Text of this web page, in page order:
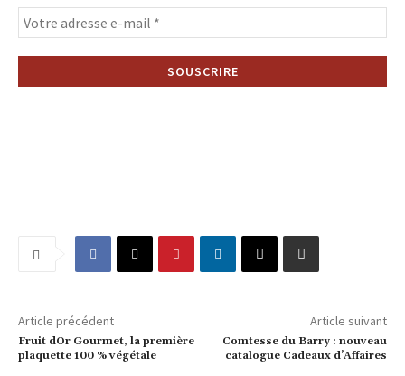
Article précédent
Fruit dOr Gourmet, la première
plaquette 100 % végétale
Article suivant
Comtesse du Barry : nouveau
catalogue Cadeaux d’Affaires